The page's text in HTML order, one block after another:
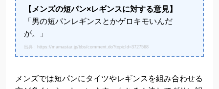
【メンズの短パン×レギンスに対する意見】
「男の短パンレギンスとかゲロキモいんだ
が。」
出典：https://mamastar.jp/bbs/comment.do?topicId=3727568
メンズでは短パンにタイツやレギンスを組み合わせる